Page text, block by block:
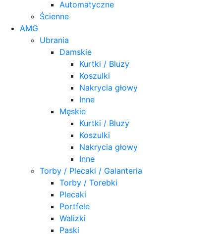
Automatyczne
Ścienne
AMG
Ubrania
Damskie
Kurtki / Bluzy
Koszulki
Nakrycia głowy
Inne
Męskie
Kurtki / Bluzy
Koszulki
Nakrycia głowy
Inne
Torby / Plecaki / Galanteria
Torby / Torebki
Plecaki
Portfele
Walizki
Paski